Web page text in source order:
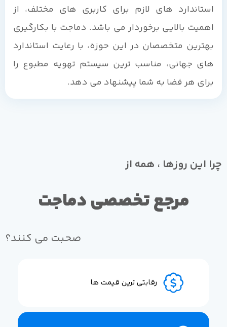
استاندارد های لازم برای کاربری های مختلف، از
اهمیت بالایی برخوردار می باشد. دماجت با بکارگیری
بهترین متخصصان در این حوزه، با رعایت استاندارد
های جهانی، مناسب ترین سیستم تهویه مطبوع را
برای هر فضا به شما پیشنهاد می دهد.
چرا این روزها ، همه از
مرجع تخصصی دماجت
صحبت می کنند؟
رقابتی ترین قیمت ها